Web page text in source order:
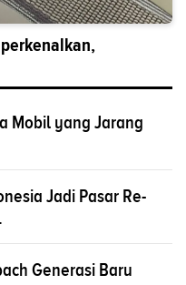
Mobil yang Jarang
Jadi Pasar Re-
Generasi Baru